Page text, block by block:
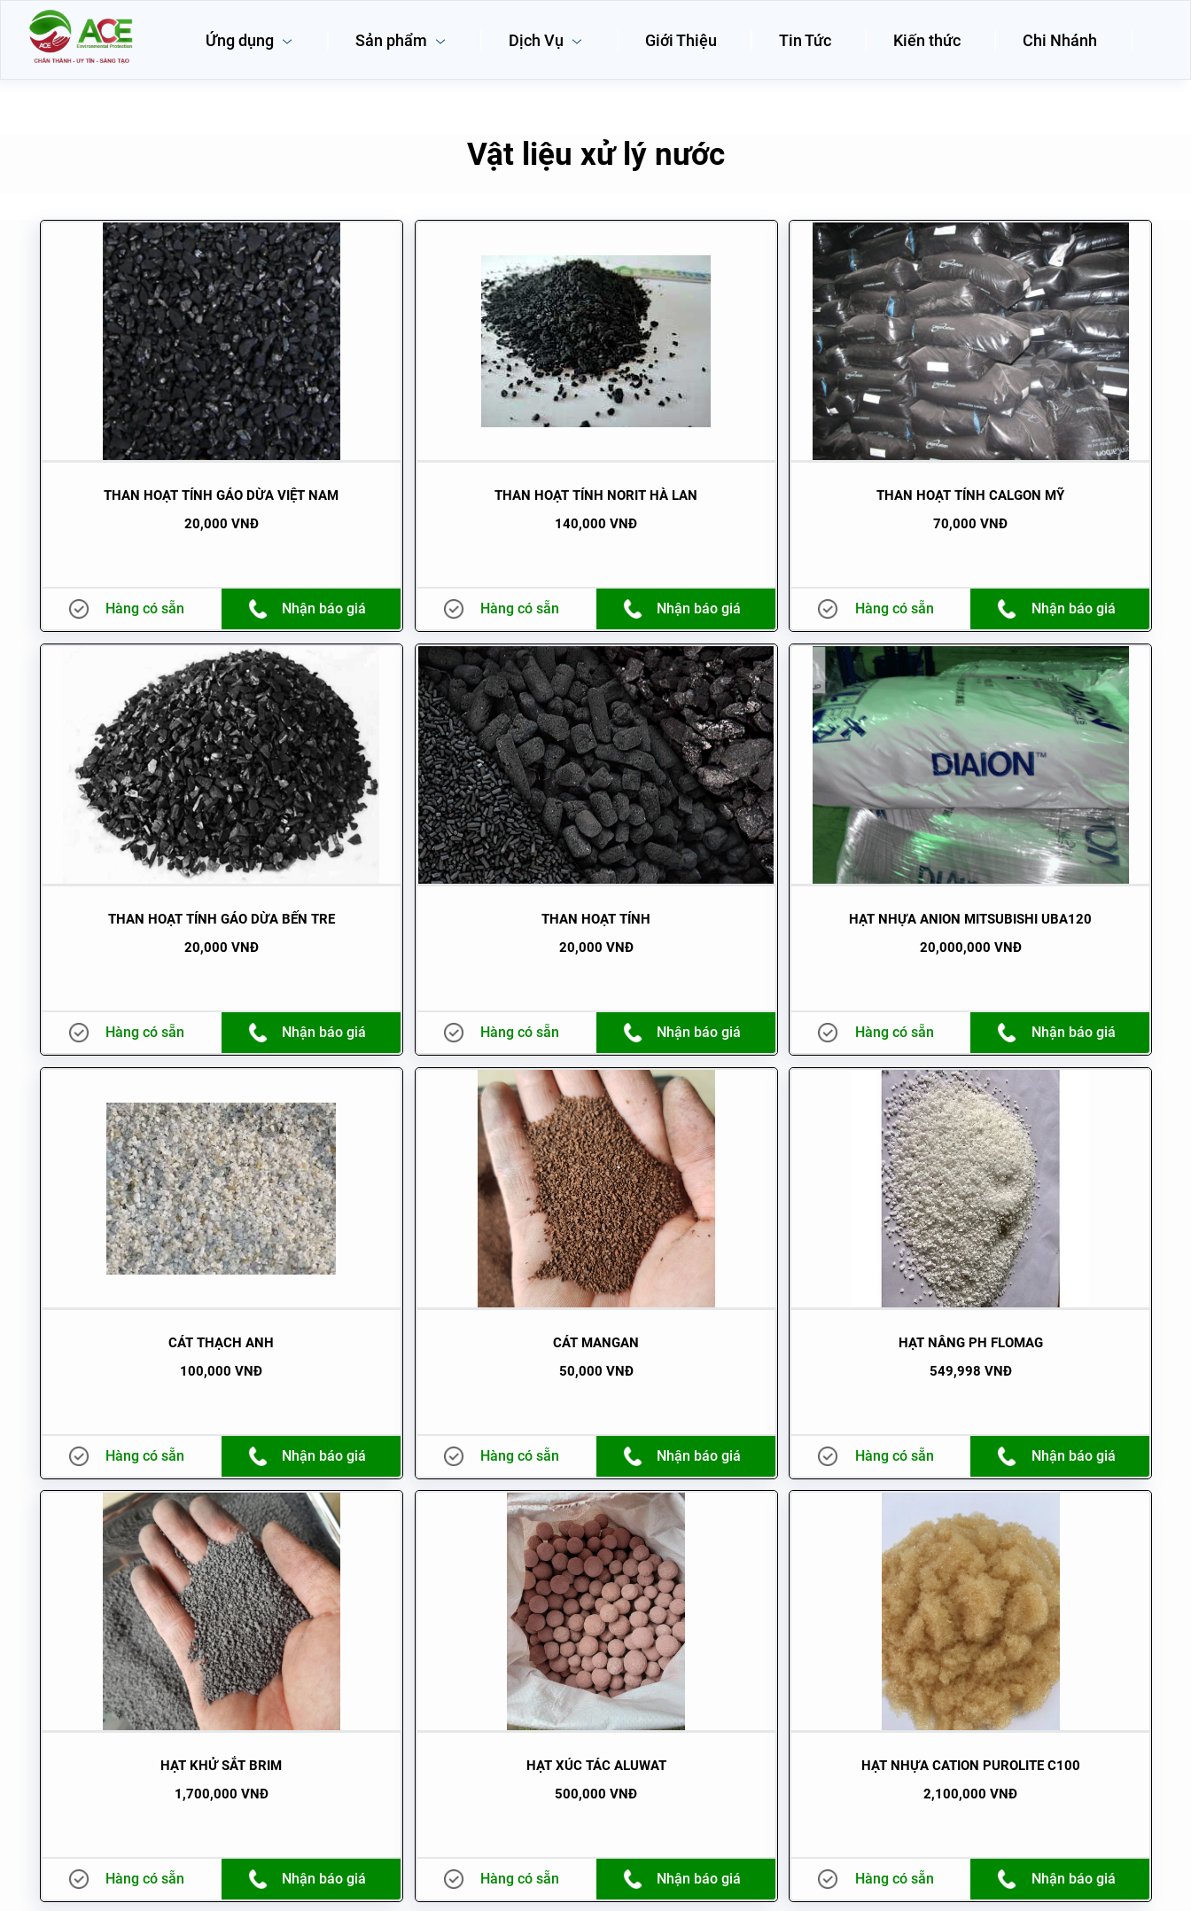
Ứng dụng Sản phẩm Dịch Vụ Giới Thiệu Tin Tức Kiến thức Chi Nhánh
Vật liệu xử lý nước
THAN HOẠT TÍNH GÁO DỪA VIỆT NAM
20,000 VNĐ
Hàng có sẵn Nhận báo giá
THAN HOẠT TÍNH NORIT HÀ LAN
140,000 VNĐ
Hàng có sẵn Nhận báo giá
THAN HOẠT TÍNH CALGON MỸ
70,000 VNĐ
Hàng có sẵn Nhận báo giá
THAN HOẠT TÍNH GÁO DỪA BẾN TRE
20,000 VNĐ
Hàng có sẵn Nhận báo giá
THAN HOẠT TÍNH
20,000 VNĐ
Hàng có sẵn Nhận báo giá
HẠT NHỰA ANION MITSUBISHI UBA120
20,000,000 VNĐ
Hàng có sẵn Nhận báo giá
CÁT THẠCH ANH
100,000 VNĐ
Hàng có sẵn Nhận báo giá
CÁT MANGAN
50,000 VNĐ
Hàng có sẵn Nhận báo giá
HẠT NÂNG PH FLOMAG
549,998 VNĐ
Hàng có sẵn Nhận báo giá
HẠT KHỬ SẮT BRIM
1,700,000 VNĐ
Hàng có sẵn Nhận báo giá
HẠT XÚC TÁC ALUWAT
500,000 VNĐ
Hàng có sẵn Nhận báo giá
HẠT NHỰA CATION PUROLITE C100
2,100,000 VNĐ
Hàng có sẵn Nhận báo giá